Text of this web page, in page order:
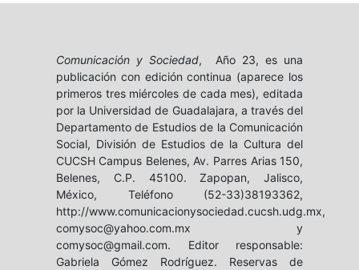
Comunicación y Sociedad, Año 23, es una
publicación con edición continua (aparece los
primeros tres miércoles de cada mes), editada
por la Universidad de Guadalajara, a través del
Departamento de Estudios de la Comunicación
Social, División de Estudios de la Cultura del
CUCSH Campus Belenes, Av. Parres Arias 150,
Belenes, C.P. 45100. Zapopan, Jalisco,
México, Teléfono (52-33)38193362,
http://www.comunicacionysociedad.cucsh.udg.mx,
comysoc@yahoo.com.mx y
comysoc@gmail.com. Editor responsable:
Gabriela Gómez Rodríguez. Reservas de